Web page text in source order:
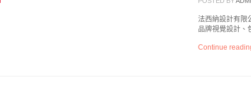
法西納設計有限
品牌視覺設計
Continue